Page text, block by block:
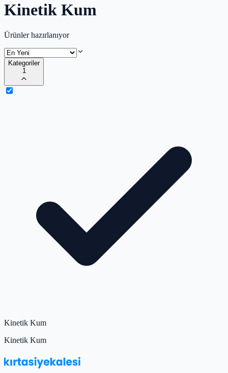
Kinetik Kum
Ürünler hazırlanıyor
Kategoriler
1
Kinetik Kum
Kinetik Kum